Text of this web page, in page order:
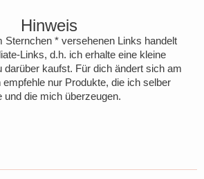
Hinweis
Sternchen * versehenen Links handelt
Links, d.h. ich erhalte eine kleine
darüber kaufst. Für dich ändert sich am
nur Produkte, die ich selber
und die mich überzeugen.